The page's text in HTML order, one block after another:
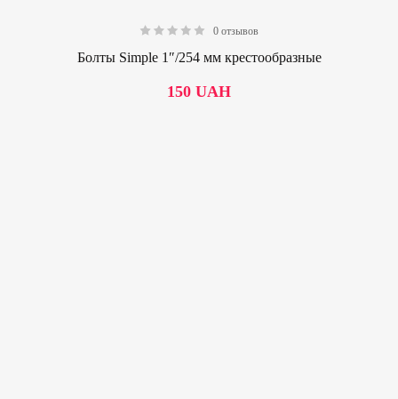
0 отзывов
Болты Simple 1″/254 мм крестообразные
150 UAH